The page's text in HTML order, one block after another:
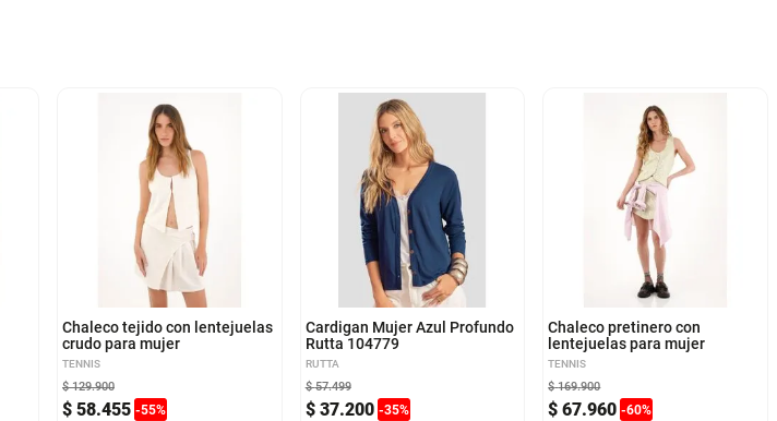
Chaleco tejido con lentejuelas
crudo para mujer
TENNIS
$ 58.455 -55%
$ 129.900
Cardigan Mujer Azul Profundo
Rutta 104779
RUTTA
$ 37.200 -35%
$ 57.499
Chaleco pretinero con
lentejuelas para mujer
TENNIS
$ 67.960 -60%
$ 169.900